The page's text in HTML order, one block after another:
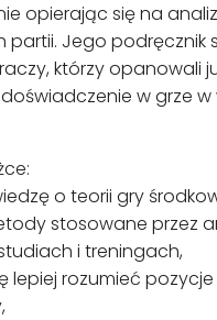
opierając się na
partii. Jego podręcznik
którzy opanowali
w grze
o teorii gry
stosowane przez
i treningach,
lepiej rozumieć